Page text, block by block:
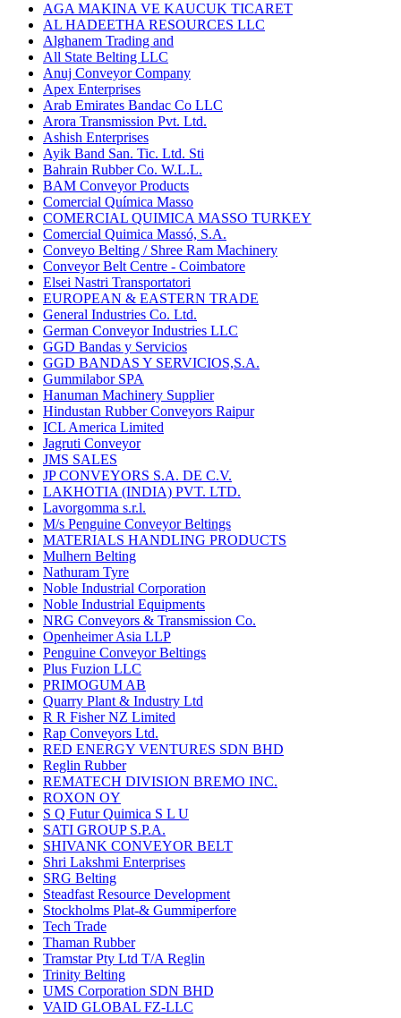
AGA MAKINA VE KAUCUK TICARET
AL HADEETHA RESOURCES LLC
Alghanem Trading and
All State Belting LLC
Anuj Conveyor Company
Apex Enterprises
Arab Emirates Bandac Co LLC
Arora Transmission Pvt. Ltd.
Ashish Enterprises
Ayik Band San. Tic. Ltd. Sti
Bahrain Rubber Co. W.L.L.
BAM Conveyor Products
Comercial Química Masso
COMERCIAL QUIMICA MASSO TURKEY
Comercial Quimica Massó, S.A.
Conveyo Belting / Shree Ram Machinery
Conveyor Belt Centre - Coimbatore
Elsei Nastri Transportatori
EUROPEAN & EASTERN TRADE
General Industries Co. Ltd.
German Conveyor Industries LLC
GGD Bandas y Servicios
GGD BANDAS Y SERVICIOS,S.A.
Gummilabor SPA
Hanuman Machinery Supplier
Hindustan Rubber Conveyors Raipur
ICL America Limited
Jagruti Conveyor
JMS SALES
JP CONVEYORS S.A. DE C.V.
LAKHOTIA (INDIA) PVT. LTD.
Lavorgomma s.r.l.
M/s Penguine Conveyor Beltings
MATERIALS HANDLING PRODUCTS
Mulhern Belting
Nathuram Tyre
Noble Industrial Corporation
Noble Industrial Equipments
NRG Conveyors & Transmission Co.
Openheimer Asia LLP
Penguine Conveyor Beltings
Plus Fuzion LLC
PRIMOGUM AB
Quarry Plant & Industry Ltd
R R Fisher NZ Limited
Rap Conveyors Ltd.
RED ENERGY VENTURES SDN BHD
Reglin Rubber
REMATECH DIVISION BREMO INC.
ROXON OY
S Q Futur Quimica S L U
SATI GROUP S.P.A.
SHIVANK CONVEYOR BELT
Shri Lakshmi Enterprises
SRG Belting
Steadfast Resource Development
Stockholms Plat-& Gummiperfore
Tech Trade
Thaman Rubber
Tramstar Pty Ltd T/A Reglin
Trinity Belting
UMS Corporation SDN BHD
VAID GLOBAL FZ-LLC